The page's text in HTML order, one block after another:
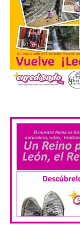
de
natural que
actividades de
el año. La
ha puesto en
relacionadas […]
Cabárceno
enclaves
desde los
eclipse
agosto
8 Ago 2026